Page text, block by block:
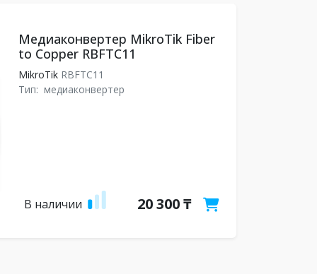
Медиаконвертер MikroTik Fiber
to Copper RBFTC11
MikroTikRBFTC11
Тип: медиаконвертер
В наличии 20 300 ₸